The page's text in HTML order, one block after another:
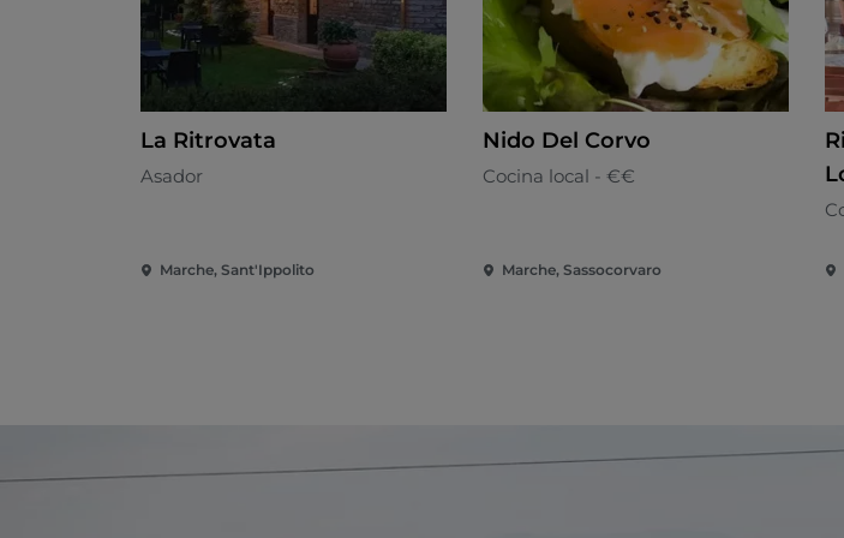
La Ritrovata
Asador
Marche, Sant'Ippolito
Nido Del Corvo
Cocina local - €€
Marche, Sassocorvaro